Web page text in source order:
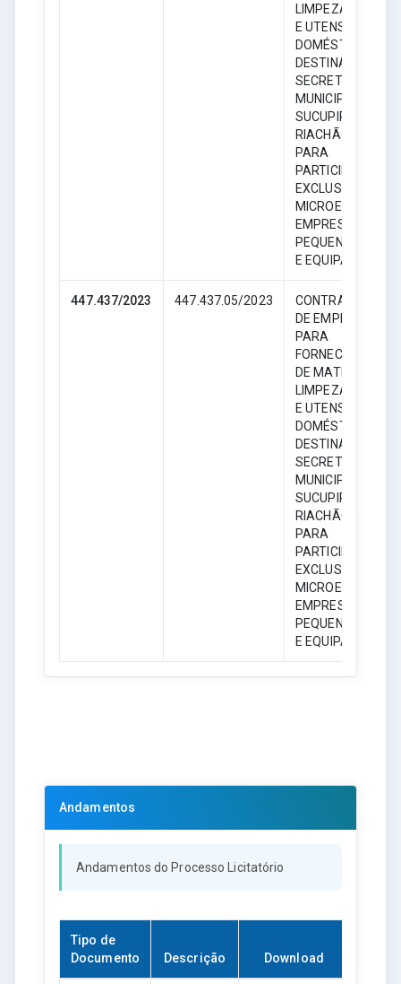
LIMPEZA, HIGIENE
E UTENSÍLIOS
DOMÉSTICOS,
DESTINADO AS
SECRETARIAS
MUNICIPAIS DE
SUCUPIRA DO
RIACHÃO – MA,
PARA
PARTICIPAÇÃO
EXCLUSIVA DE
EMPRESAS DE
PEQUENO PORTE
E EQUIPARADAS.
447.437/2023 447.437.05/2023
CONTRATAÇÃO
DE EMPRESA
PARA
FORNECIMENTO
DE MATERIAL DE
LIMPEZA, HIGIENE
E UTENSÍLIOS
DOMÉSTICOS,
DESTINADO AS
SECRETARIAS
MUNICIPAIS DE
SUCUPIRA DO
RIACHÃO – MA,
PARA
PARTICIPAÇÃO
EXCLUSIVA DE
EMPRESAS DE
PEQUENO PORTE
E EQUIPARADAS.
Andamentos
Andamentos do Processo Licitatório
Tipo de
Documento
Descrição Download